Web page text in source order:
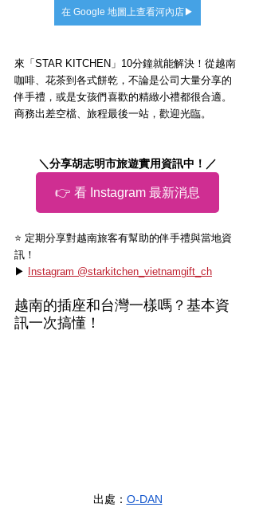
在 Google 地圖上查看河內店▶
來「STAR KITCHEN」10分鐘就能解決！從越南
咖啡、花茶到各式餅乾，不論是公司大量分享的
伴手禮，或是女孩們喜歡的精緻小禮都很合適。
商務出差空檔、旅程最後一站，歡迎光臨。
＼分享胡志明市旅遊實用資訊中！／
👉 看 Instagram 最新消息
⭐️ 定期分享對越南旅客有幫助的伴手禮與當地資
訊！
▶
Instagram @starkitchen_vietnamgift_ch
越南的插座和台灣一樣嗎？基本資
訊一次搞懂！
出處： O-DAN